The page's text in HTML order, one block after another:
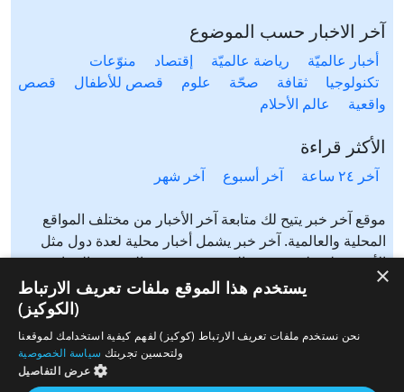
آخر الاخبار حسب الموضوع
أخبار عالميّة رياضة عالميّة إقتصاد
منوّعات
تكنولوجيا
ثقافة صحّة علوم قصص للأطفال
قصص
واقعية
عالم الأحلام
الأكثر قراءة
آخر ٢٤ ساعة آخر أسبوع آخر شهر
موقع آخر خبر يتيح لك متابعة آخر الأخبار من مختلف المواقع
المحلية والعالمية. آخر خبر يشمل أخبار محلية لعدة دول مثل
الأردن، فلسطين، مصر، السعودية، تونس، المغرب، الجزائر،
عرب ٤٨، لبنان، العراق، اليمن وغيرها آخر خبر يتيح متابعة أخبار
من شتى المواضيع مثل: أخبار محلية، أخبار عالمية، رياضة،
إقتصاد، ثقافة، منوعات وغيرها تابع الأخبار المحلية والعالمية من
مختلف المواقع الإخبارية: الجزيرة، العربية، بي بي سي، سي ان
×
يستخدم هذا الموقع ملفات تعريف الارتباط
(الكوكيز)
نحن نستخدم ملفات تعريف الارتباط (كوكيز) لفهم كيفية استخدامك لموقعنا
ولتحسين تجربتك سياسة الخصوصية
عرض التفاصيل